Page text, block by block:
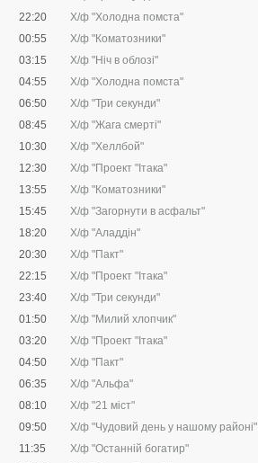
22:20
Х/ф "Холодна помста"
00:55
Х/ф "Коматозники"
03:15
Х/ф "Ніч в облозі"
04:55
Х/ф "Холодна помста"
06:50
Х/ф "Три секунди"
08:45
Х/ф "Жага смерті"
10:30
Х/ф "Хеллбой"
12:30
Х/ф "Проект "Ітака"
13:55
Х/ф "Коматозники"
15:45
Х/ф "Загорнути в асфальт"
18:20
Х/ф "Аладдін"
20:30
Х/ф "Пакт"
22:15
Х/ф "Проект "Ітака"
23:40
Х/ф "Три секунди"
01:50
Х/ф "Милий хлопчик"
03:20
Х/ф "Проект "Ітака"
04:50
Х/ф "Пакт"
06:35
Х/ф "Альфа"
08:10
Х/ф "21 міст"
09:50
Х/ф "Чудовий день у нашому районі"
11:35
Х/ф "Останній богатир"